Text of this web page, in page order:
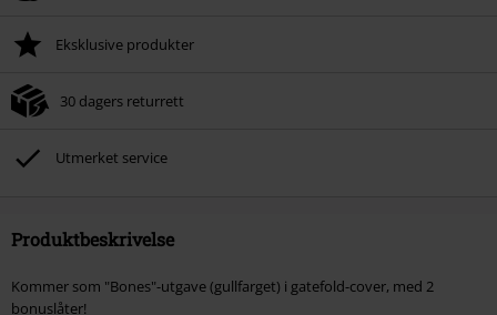
Eksklusive produkter
30 dagers returrett
Utmerket service
Produktbeskrivelse
Kommer som "Bones"-utgave (gullfarget) i gatefold-cover, med 2
bonuslåter!